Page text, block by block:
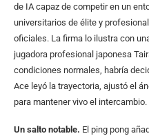
de IA capaz de competir en un
universitarios de élite y
oficiales. La firma lo ilustra con
jugadora profesional japonesa
condiciones normales, habría
Ace leyó la trayectoria, ajustó el
para mantener vivo el intercambio.
Un salto notable. El ping pong